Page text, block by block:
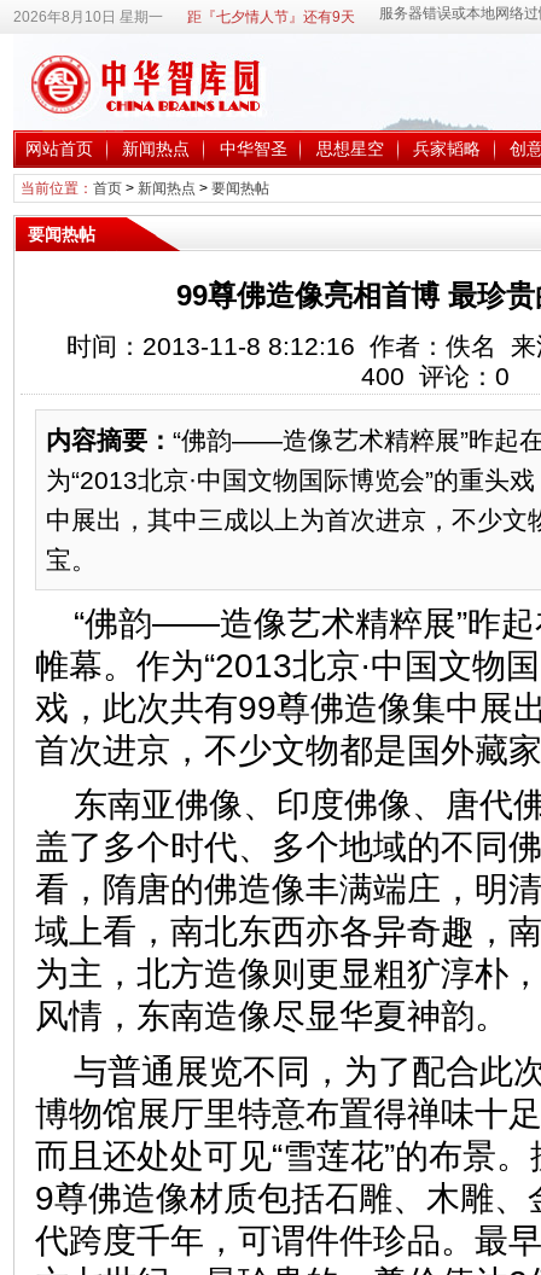
2026年8月10日 星期一 距『七夕情人节』还有9天
网站首页 新闻热点 中华智圣 思想星空 兵家韬略 创
当前位置： 首页> 新闻热点 > 要闻热帖
要闻热帖
99尊佛造像亮相首博 最珍
时间：2013-11-8 8:12:16 作者：佚名
400 评论： 0
内容摘要： “佛韵——造像艺术精粹展”昨起
为“2013北京·中国文物国际博览会”的重头
中展出，其中三成以上为首次进京，不少文
宝。
“佛韵——造像艺术精粹展”昨
帷幕。作为“2013北京·中国文物
戏，此次共有99尊佛造像集中展
首次进京，不少文物都是国外藏
东南亚佛像、印度佛像、唐
盖了多个时代、多个地域的不同
看，隋唐的佛造像丰满端庄，明
域上看，南北东西亦各异奇趣，
为主，北方造像则更显粗犷淳朴
风情，东南造像尽显华夏神
与普通展览不同，为了配合此
博物馆展厅里特意布置得禅味十
而且还处处可见“雪莲花”的布景
9尊佛造像材质包括石雕、木雕
代跨度千年，可谓件件珍品。最